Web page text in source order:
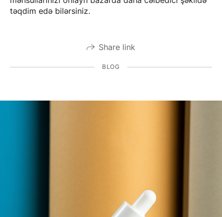
təqdim edə bilərsiniz.
Share link
BLOG